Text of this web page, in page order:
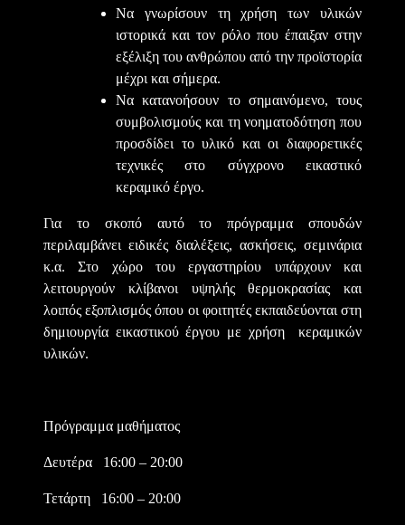
Να γνωρίσουν τη χρήση των υλικών
ιστορικά και τον ρόλο που έπαιξαν στην
εξέλιξη του ανθρώπου από την προϊστορία
μέχρι και σήμερα.
Να κατανοήσουν το σημαινόμενο, τους
συμβολισμούς και τη νοηματοδότηση που
προσδίδει το υλικό και οι διαφορετικές
τεχνικές στο σύγχρονο εικαστικό
κεραμικό έργο.
Για το σκοπό αυτό το πρόγραμμα σπουδών
περιλαμβάνει ειδικές διαλέξεις, ασκήσεις, σεμινάρια
κ.α. Στο χώρο του εργαστηρίου υπάρχουν και
λειτουργούν κλίβανοι υψηλής θερμοκρασίας και
λοιπός εξοπλισμός όπου οι φοιτητές εκπαιδεύονται στη
δημιουργία εικαστικού έργου με χρήση κεραμικών
υλικών.
Πρόγραμμα μαθήματος
Δευτέρα 16:00 – 20:00
Τετάρτη 16:00 – 20:00